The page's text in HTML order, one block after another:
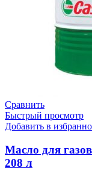
Сравнить
Быстрый просмотр
Добавить в
Масло для
208 л